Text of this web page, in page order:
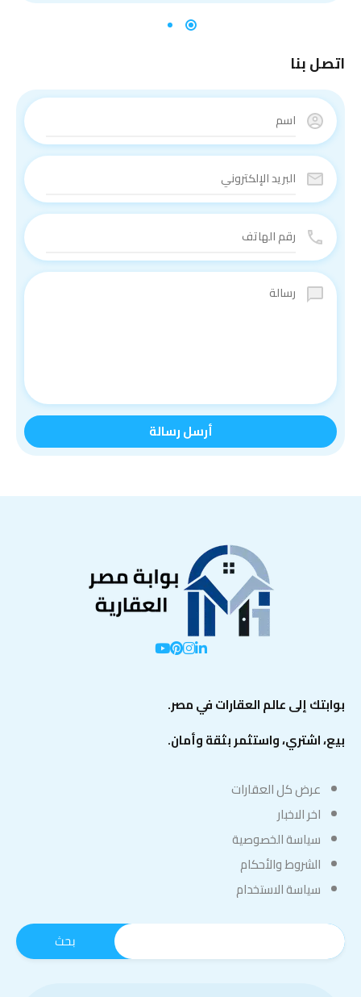
اتصل بنا
بوابتك إلى عالم العقارات في مصر.
بيع، اشتري، واستثمر بثقة وأمان.
عرض كل العقارات
اخر الاخبار
سياسة الخصوصية
الشروط والأحكام
سياسة الاستخدام